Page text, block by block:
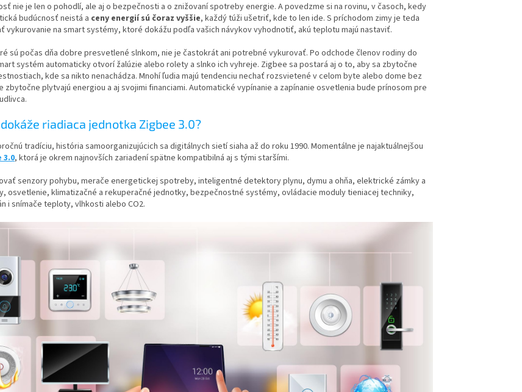
nie je len o pohodlí, ale aj o bezpečnosti a o znižovaní spotreby energie. A povedzme si na rovinu, v časoch, kedy
budúcnosť neistá a ceny energií sú čoraz vyššie, každý túži ušetriť, kde to len ide. S príchodom zimy je teda
vykurovanie na smart systémy, ktoré dokážu podľa vašich návykov vyhodnotiť, akú teplotu majú nastaviť.
sú počas dňa dobre presvetlené slnkom, nie je častokrát ani potrebné vykurovať. Po odchode členov rodiny do
systém automaticky otvorí žalúzie alebo rolety a slnko ich vyhreje. Zigbee sa postará aj o to, aby sa zbytočne
kde sa nikto nenachádza. Mnohí ľudia majú tendenciu nechať rozsvietené v celom byte alebo dome bez
zbytočne plytvajú energiou a aj svojimi financiami. Automatické vypínanie a zapínanie osvetlenia bude prínosom pre
riadiaca jednotka Zigbee 3.0?
tradíciu, história samoorganizujúcich sa digitálnych sietí siaha až do roku 1990. Momentálne je najaktuálnejšou
3.0, ktorá je okrem najnovších zariadení spätne kompatibilná aj s tými staršími.
senzory pohybu, merače energetickej spotreby, inteligentné detektory plynu, dymu a ohňa, elektrické zámky a
osvetlenie, klimatizačné a rekuperačné jednotky, bezpečnostné systémy, ovládacie moduly tieniacej techniky,
i snímače teploty, vlhkosti alebo CO2.